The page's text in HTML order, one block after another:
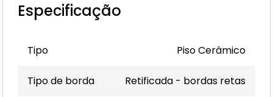
Especificação
Tipo Piso Cerâmico
Tipo de borda Retificada - bordas retas